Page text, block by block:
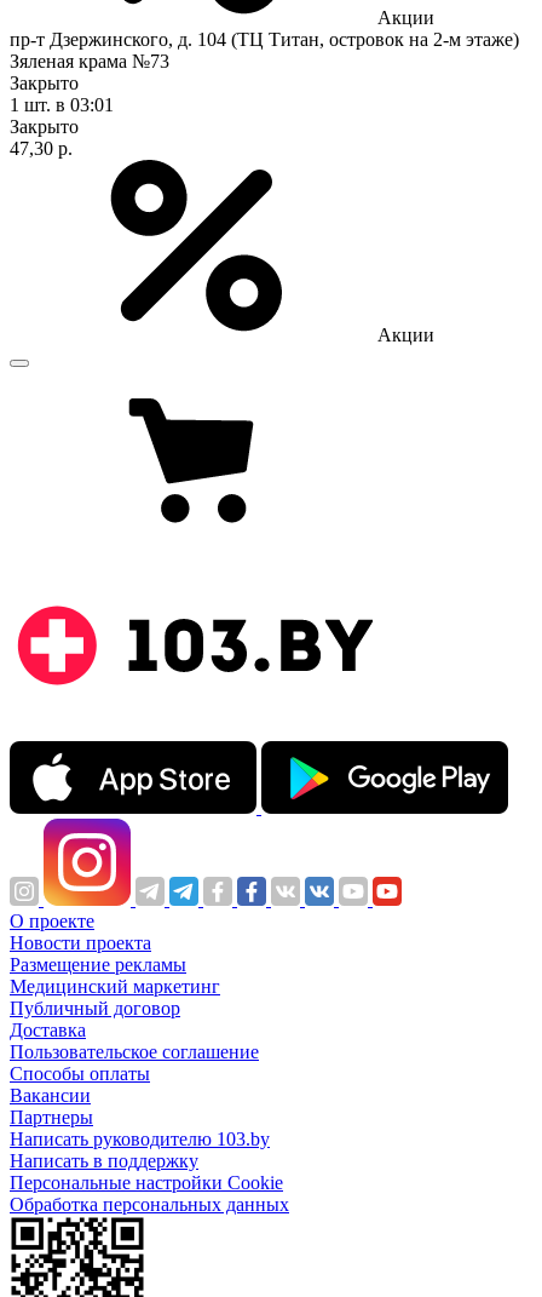
Акции
пр-т Дзержинского, д. 104 (ТЦ Титан, островок на 2-м этаже)
Зяленая крама №73
Закрыто
1 шт. в 03:01
Закрыто
47,30 р.
Акции
О проекте
Новости проекта
Размещение рекламы
Медицинский маркетинг
Публичный договор
Доставка
Пользовательское соглашение
Способы оплаты
Вакансии
Партнеры
Написать руководителю 103.by
Написать в поддержку
Персональные настройки Cookie
Обработка персональных данных